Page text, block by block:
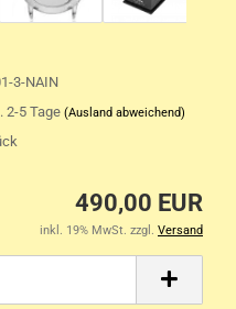
3-NAIN
2-5 Tage (Ausland abweichend)
490,00 EUR
inkl. 19% MwSt. zzgl. Versand